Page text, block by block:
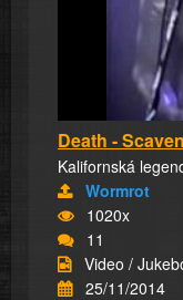
Death -
Kalifornská
Wormrot
1020x
11
Video /
25/11/2014